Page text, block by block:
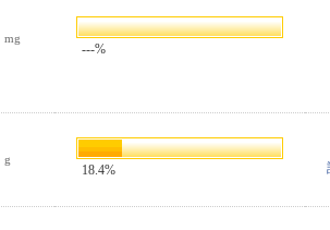
mg
---%
g
18.4%